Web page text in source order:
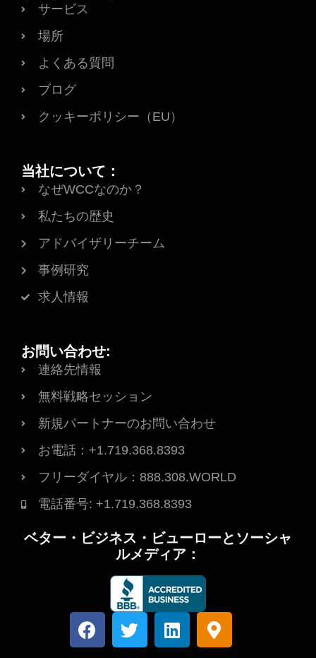
サービス
場所
よくある質問
ブログ
クッキーポリシー（EU）
当社について：
なぜWCCなのか？
私たちの歴史
アドバイザリーチーム
事例研究
求人情報
お問い合わせ:
連絡先情報
無料戦略セッション
新規パートナーのお問い合わせ
お電話：+1.719.368.8393
フリーダイヤル：888.308.WORLD
電話番号: +1.719.368.8393
ベター・ビジネス・ビューローとソーシャ
ルメディア：
フ
ェ
T
w
L
i
マ
ッ